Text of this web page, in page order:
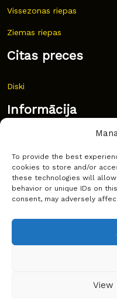
To provide the best
cookies to store and/or
these technologies will
behavior or unique IDs on
consent, may adversely
View
Vissezonas riepas
Ziemas riepas
Citas preces
Diski
Informācija
Bieži uzdoti jautājumi
Kur pirkt?
Sīkdatņu politika
Copyright © Latakko 2024